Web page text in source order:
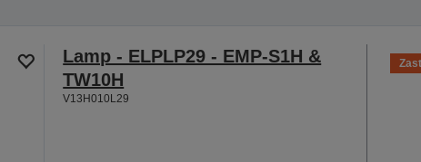
Lamp - ELPLP29 - EMP-S1H &
TW10H
V13H010L29